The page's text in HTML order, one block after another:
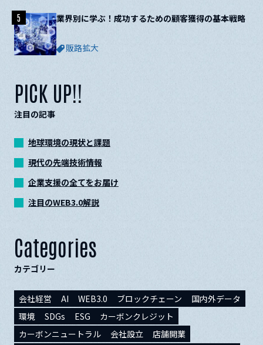
業界別に学ぶ！成功するための顧客獲得の基本戦略
販路拡大
5
PICK UP!!
注目の記事
地球環境の現状と課題
現代の先端技術情報
企業支援の全てをお届け
注目のWEB3.0解説
Categories
カテゴリー
会社経営 AI WEB3.0 ブロックチェーン
国内外データ
環境
SDGs ESG
カーボンクレジット
カーボンニュートラル
会社設立
店舗開業